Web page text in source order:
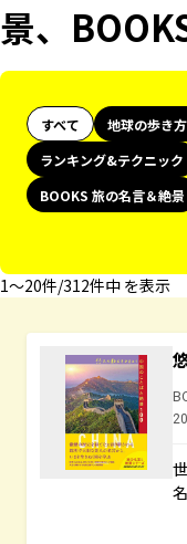
景、
すべて 地球の歩き
ランキング&テクニック
BOOKS 旅の名言＆絶景
1〜20件/312件中 を表示